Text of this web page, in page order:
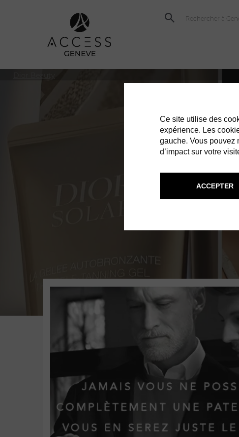
Ce site utilise des
expérience. Les
gauche. Vous pouvez
d’impact sur votre
ACCEPTER